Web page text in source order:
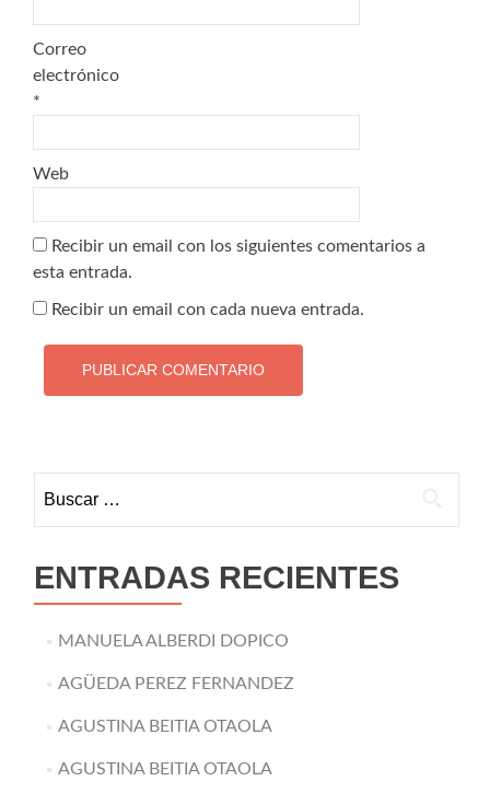
Correo
electrónico
*
Web
Recibir un email con los siguientes comentarios a
esta entrada.
Recibir un email con cada nueva entrada.
ENTRADAS RECIENTES
MANUELA ALBERDI DOPICO
AGÜEDA PEREZ FERNANDEZ
AGUSTINA BEITIA OTAOLA
AGUSTINA BEITIA OTAOLA